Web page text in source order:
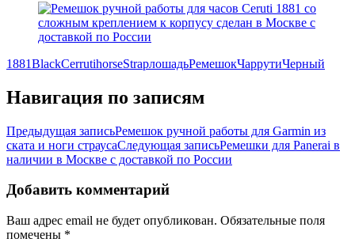
1881BlackCerrutihorseStrapлошадьРемешокЧаррутиЧерный
Навигация по записям
Предыдущая записьРемешок ручной работы для Garmin из
ската и ноги страусаСледующая записьРемешки для Panerai в
наличии в Москве с доставкой по России
Добавить комментарий
Ваш адрес email не будет опубликован. Обязательные поля
помечены *